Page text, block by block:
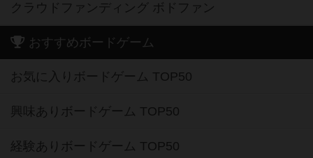
クラウドファンディング ボドファン
おすすめボードゲーム
お気に入りボードゲーム TOP50
興味ありボードゲーム TOP50
経験ありボードゲーム TOP50